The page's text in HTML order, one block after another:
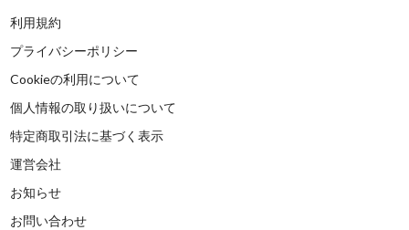
利用規約
プライバシーポリシー
Cookieの利用について
個人情報の取り扱いについて
特定商取引法に基づく表示
運営会社
お知らせ
お問い合わせ